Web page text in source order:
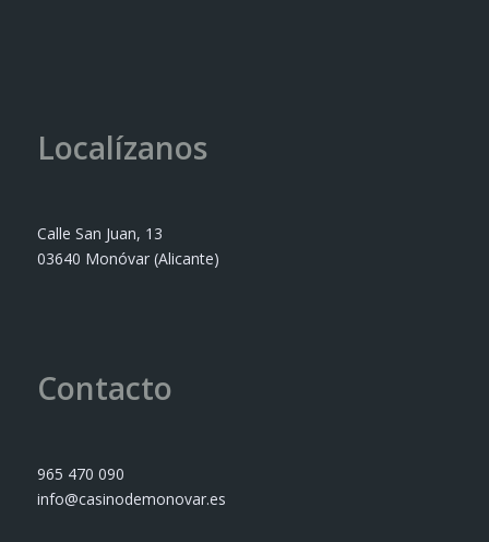
Localízanos
Calle San Juan, 13
03640 Monóvar (Alicante)
Contacto
965 470 090
info@casinodemonovar.es